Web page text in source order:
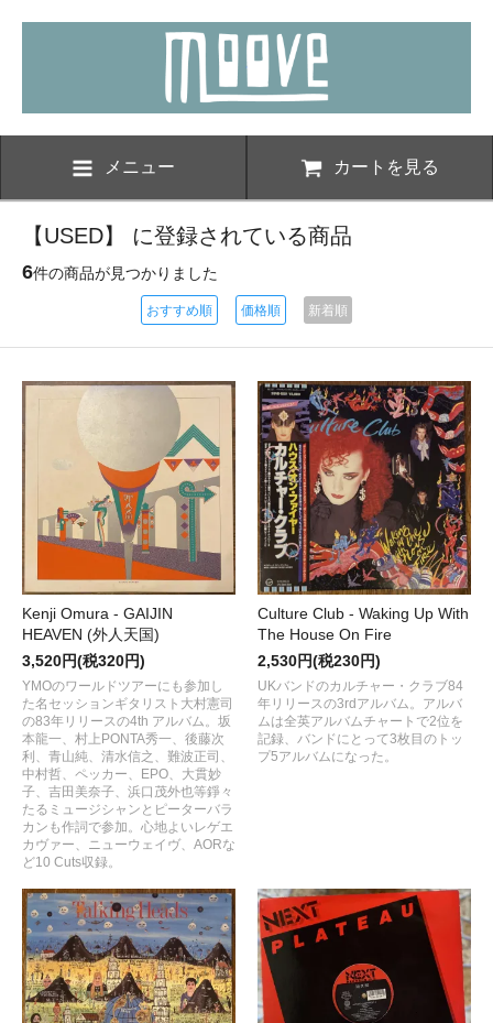
メニュー カートを見る
【USED】 に登録されている商品
6件の商品が見つかりました
おすすめ順 価格順 新着順
Kenji Omura - GAIJIN
HEAVEN (外人天国)
3,520円(税320円)
YMOのワールドツアーにも参加し
た名セッションギタリスト大村憲司
の83年リリースの4th アルバム。坂
本龍一、村上PONTA秀一、後藤次
利、青山純、清水信之、難波正司、
中村哲、ペッカー、EPO、大貫妙
子、吉田美奈子、浜口茂外也等錚々
たるミュージシャンとピーターバラ
カンも作詞で参加。心地よいレゲエ
カヴァー、ニューウェイヴ、AORな
ど10 Cuts収録。
Culture Club - Waking Up With
The House On Fire
2,530円(税230円)
UKバンドのカルチャー・クラブ84
年リリースの3rdアルバム。アルバ
ムは全英アルバムチャートで2位を
記録、バンドにとって3枚目のトッ
プ5アルバムになった。